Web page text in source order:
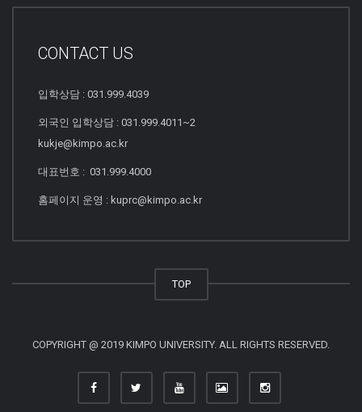
CONTACT US
입학상담 : 031.999.4039
외국인 입학상담 : 031.999.4011~2
kukje@kimpo.ac.kr
대표번호 : 031.999.4000
홈페이지 운영 : kuprc@kimpo.ac.kr
TOP
COPYRIGHT @ 2019 KIMPO UNIVERSITY. ALL RIGHTS RESERVED.